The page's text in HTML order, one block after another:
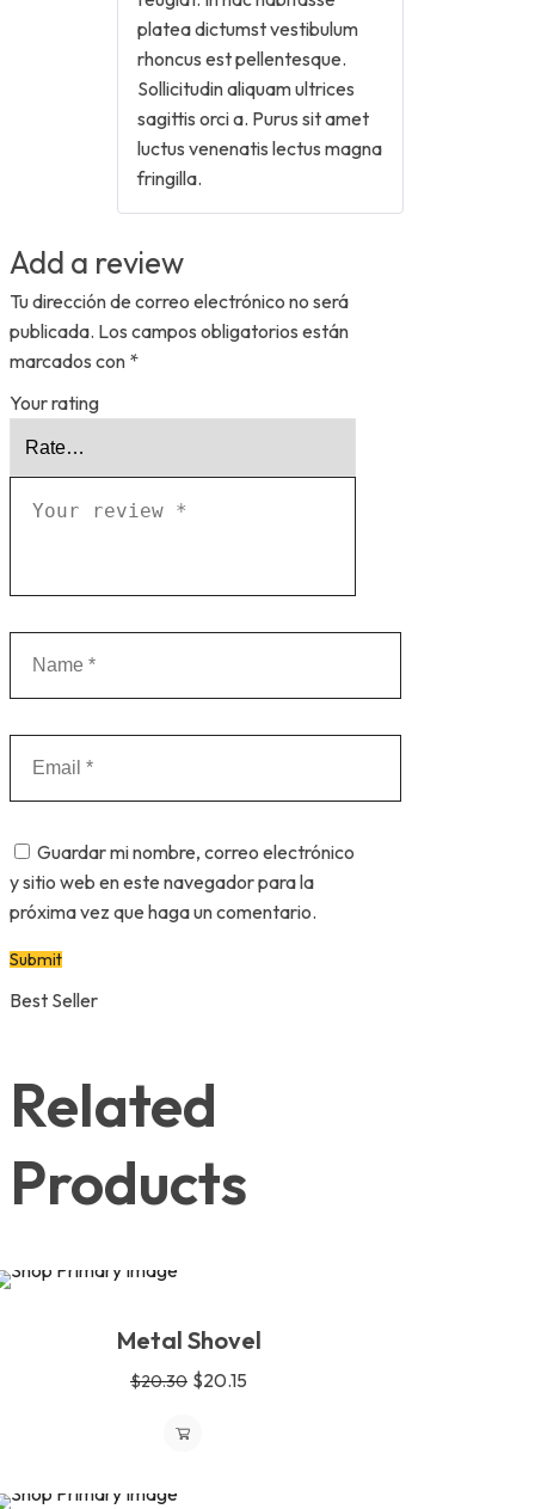
platea dictumst vestibulum
rhoncus est pellentesque.
Sollicitudin aliquam ultrices
sagittis orci a. Purus sit amet
luctus venenatis lectus magna
fringilla.
Add a review
Tu dirección de correo electrónico no será
publicada. Los campos obligatorios están
marcados con *
Your rating
Guardar mi nombre, correo electrónico
y sitio web en este navegador para la
próxima vez que haga un comentario.
Best Seller
Related
Products
Metal Shovel
$20.30 Original
$20.15